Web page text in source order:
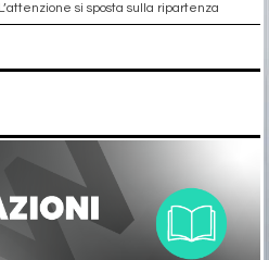
L’attenzione si sposta sulla ripartenza